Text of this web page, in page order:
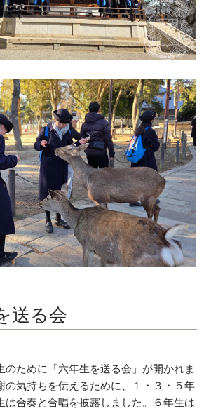
送る会
のために「六年生を送る会」が開かれま
の気持ちを伝えるために、１・３・５年
は合奏と合唱を披露しました。６年生は